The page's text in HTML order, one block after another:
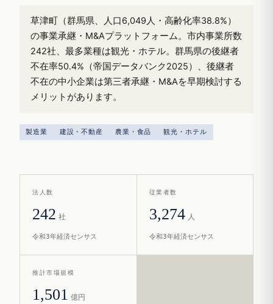
草津町（群馬県、人口6,049人・高齢化率38.8%）
の事業承継・M&Aプラットフォーム。市内事業所数
242社、最多業種は観光・ホテル。群馬県の後継者
不在率50.4%（帝国データバンク2025）、後継者
不在の中小企業は第三者承継・M&Aを早期検討する
メリットがあります。
製造業 建設・不動産 農業・食品 観光・ホテル
法人数
242 社
令和3年経済センサス
従業者数
3,274 人
令和3年経済センサス
推計市場規模
1,501 億円